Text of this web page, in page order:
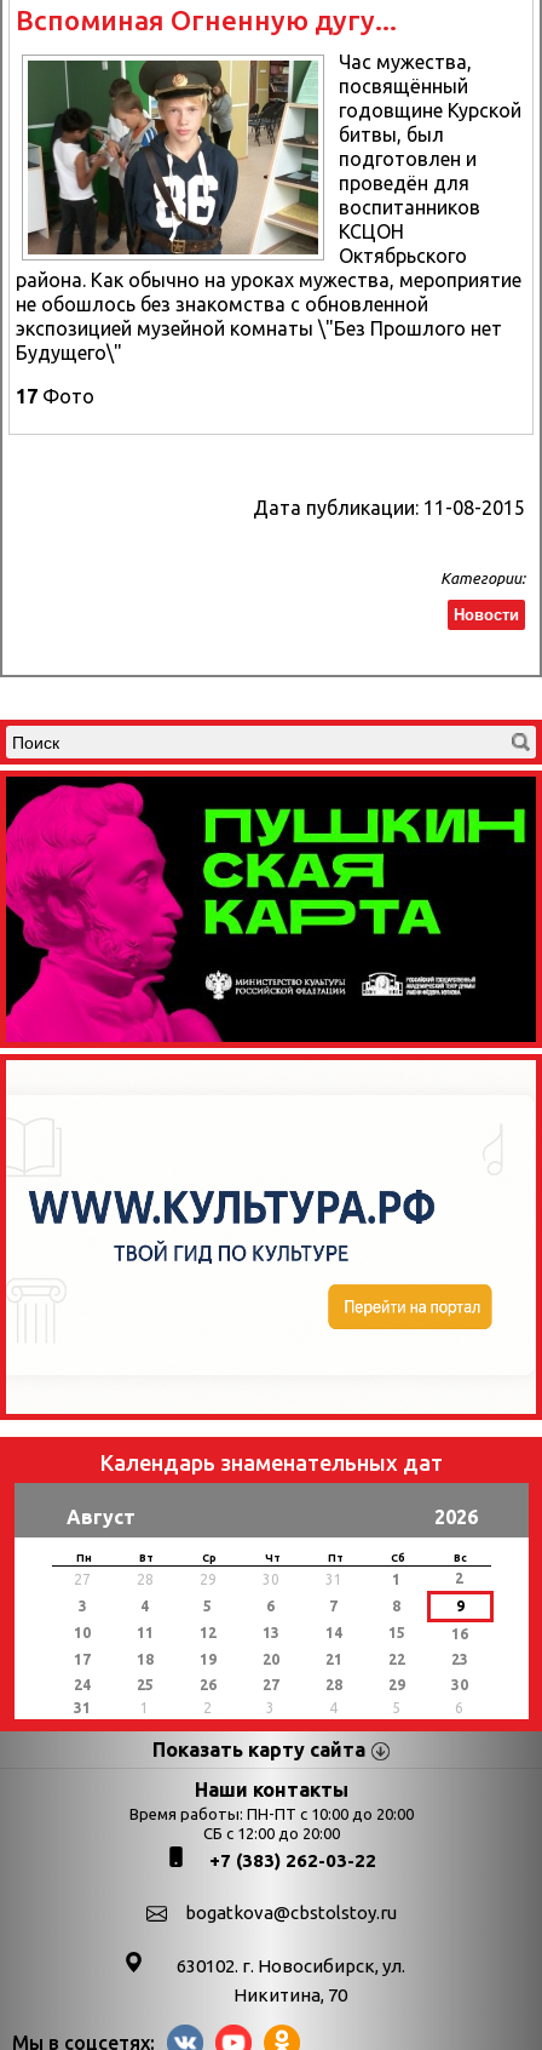
Вспоминая Огненную дугу...
Час мужества,
посвящённый
годовщине Курской
битвы, был
подготовлен и
проведён для
воспитанников
КСЦОН
Октябрьского
района. Как обычно на уроках мужества, мероприятие
не обошлось без знакомства с обновленной
экспозицией музейной комнаты \"Без Прошлого нет
Будущего\"
17 Фото
Дата публикации: 11-08-2015
Категории:
Новости
Календарь знаменательных дат
Август 2026
Пн Вт Ср Чт Пт Сб Вс
27 28 29 30 31 1
2
3
4 5 6 7 8
9
10
11 12 13 14 15
16
17
18 19 20 21 22
23
24
25 26 27 28 29
30
31
1 2 3 4 5 6
Показать карту сайта
Страницы Категории
Календарь
Выставки
День в истории
День в истории.
День в истории.
Наши контакты
Время работы: ПН-ПТ с 10:00 до 20:00
СБ с 12:00 до 20:00
+7 (383) 262-03-22
bogatkova@cbstolstoy.ru
630102. г. Новосибирск, ул.
Никитина, 70
Мы в соцсетях: